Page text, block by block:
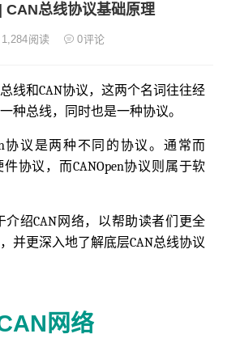
CAN总线协议基础原理
阅读 0评论
线和CAN协议，这两个名词往往经
种总线，同时也是一种协议。
协议是两种不同的协议。通常而
协议，而CANOpen协议则属于软
绍CAN网络，以帮助读者们更全
并更深入地了解底层CAN总线协议
网络